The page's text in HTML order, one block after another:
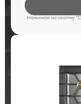
Нажимая на кнопку